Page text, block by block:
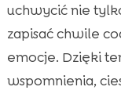
uchwycić nie
zapisać chwile
emocje. Dzięki
wspomnienia,